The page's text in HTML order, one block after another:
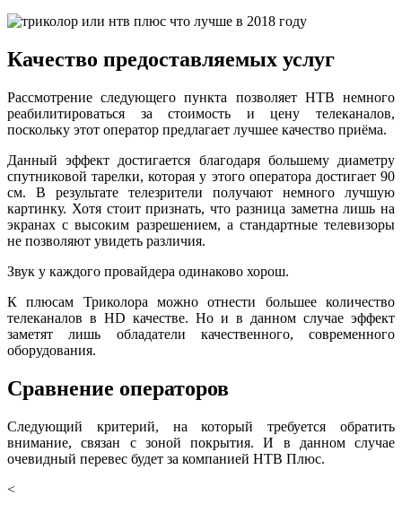
Качество предоставляемых услуг
Рассмотрение следующего пункта позволяет НТВ немного
реабилитироваться за стоимость и цену телеканалов,
поскольку этот оператор предлагает лучшее качество приёма.
Данный эффект достигается благодаря большему диаметру
спутниковой тарелки, которая у этого оператора достигает 90
см. В результате телезрители получают немного лучшую
картинку. Хотя стоит признать, что разница заметна лишь на
экранах с высоким разрешением, а стандартные телевизоры
не позволяют увидеть различия.
Звук у каждого провайдера одинаково хорош.
К плюсам Триколора можно отнести большее количество
телеканалов в HD качестве. Но и в данном случае эффект
заметят лишь обладатели качественного, современного
оборудования.
Сравнение операторов
Следующий критерий, на который требуется обратить
внимание, связан с зоной покрытия. И в данном случае
очевидный перевес будет за компанией НТВ Плюс.
<